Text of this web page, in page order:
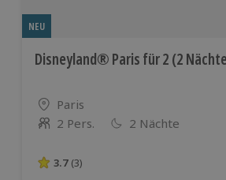
NEU
Disneyland® Paris für 2 (2
Standort
Paris
Anzahl der Teilnehmer
2 Pers. 2 Nächte
3.7 von 5 Sternen basierend auf
3.7 (3)